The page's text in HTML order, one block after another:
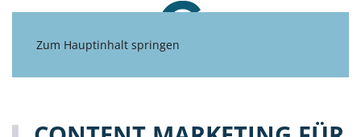
Zum Hauptinhalt springen